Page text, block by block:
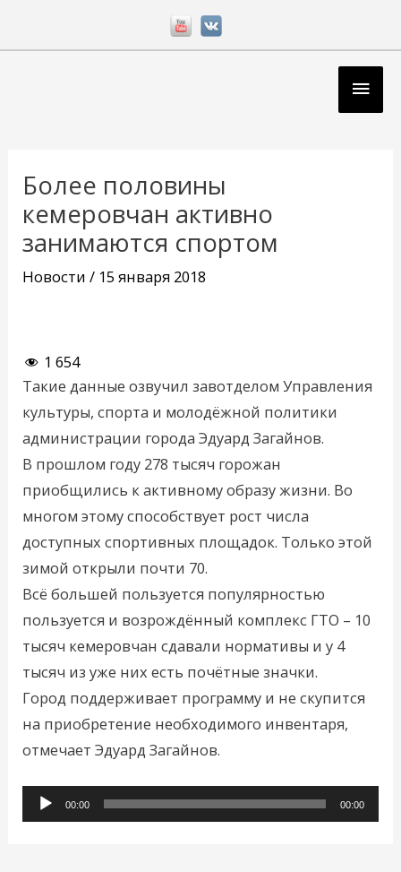
Более половины
кемеровчан активно
занимаются спортом
Новости / 15 января 2018
1 654
Такие данные озвучил завотделом Управления
культуры, спорта и молодёжной политики
администрации города Эдуард Загайнов.
В прошлом году 278 тысяч горожан
приобщились к активному образу жизни. Во
многом этому способствует рост числа
доступных спортивных площадок. Только этой
зимой открыли почти 70.
Всё большей пользуется популярностью
пользуется и возрождённый комплекс ГТО – 10
тысяч кемеровчан сдавали нормативы и у 4
тысяч из уже них есть почётные значки.
Город поддерживает программу и не скупится
на приобретение необходимого инвентаря,
отмечает Эдуард Загайнов.
Аудиоплеер
00:00 00:00
записям